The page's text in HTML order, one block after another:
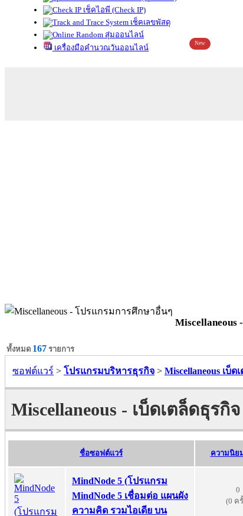
เช็คไอพี (Check IP)
เช็คเลขพัสดุ
สุ่มออนไลน์
เครื่องมือคำนวณวันออนไลน์
New
ทั้งหมด 167 รายการ
ซอฟต์แวร์ > โปรแกรมบริหารธุรกิจ > Miscellaneous เบ็ด
Miscellaneous - เบ็ดเตล็ดธุรกิ
ชื่อซอฟต์แวร์ ความนิย
MindNode 5 (โปรแกรม
MindNode 5 เชื่อมต่อ แผนผัง
ความคิด รวมไอเดีย บน
0
(0 ค